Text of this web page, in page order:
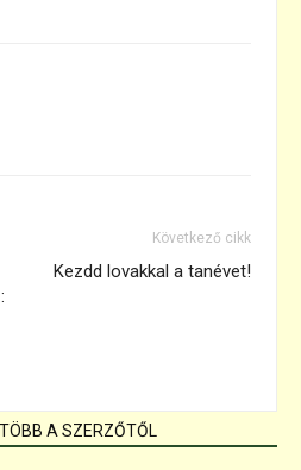
Következő cikk
Kezdd lovakkal a tanévet!
TÖBB A SZERZŐTŐL